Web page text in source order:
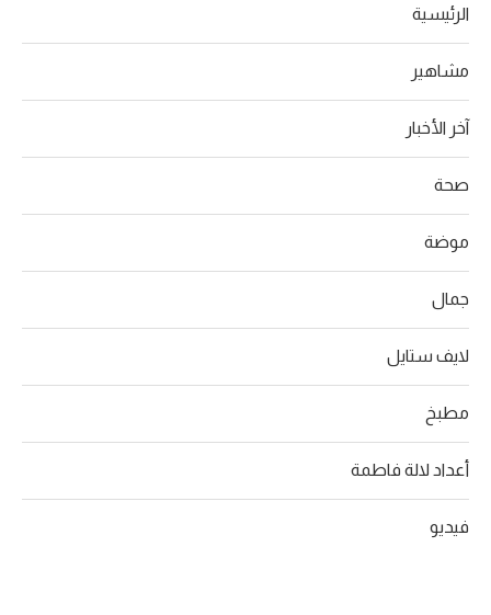
الرئيسية
مشاهير
آخر الأخبار
صحة
موضة
جمال
لايف ستايل
مطبخ
أعداد لالة فاطمة
فيديو